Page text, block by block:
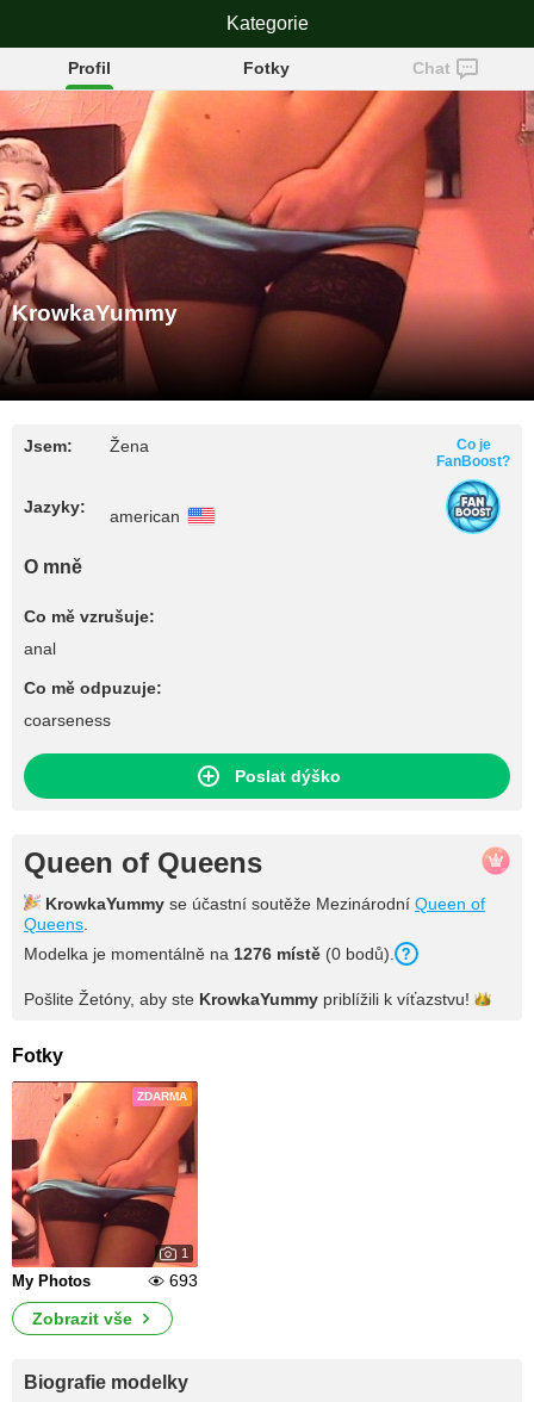
KrowkaYummy
Profil Fotky Chat
KrowkaYummy
Jsem: Žena
Jazyky: american
Co je
FanBoost?
O mně
Co mě vzrušuje:
anal
Co mě odpuzuje:
coarseness
Poslat dýško
Queen of Queens
KrowkaYummy se účastní soutěže Mezinárodní Queen of
Queens
Modelka je momentálně na 1276 místě (0 bodů).
Pošlite Žetóny, aby ste KrowkaYummy priblížili k víťazstvu!
Fotky
ZDARMA
1
My Photos
693
Zobrazit vše
Biografie modelky
Kategorie